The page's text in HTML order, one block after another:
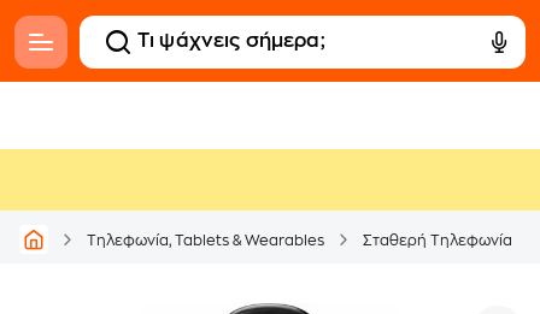
Τηλεφωνία, Tablets & Wearables Σταθερή Τηλεφωνία